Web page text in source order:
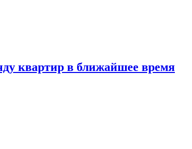
квартир в ближайшее время